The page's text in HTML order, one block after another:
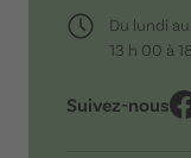
Du lundi
13 h 00 à
Suivez-nous